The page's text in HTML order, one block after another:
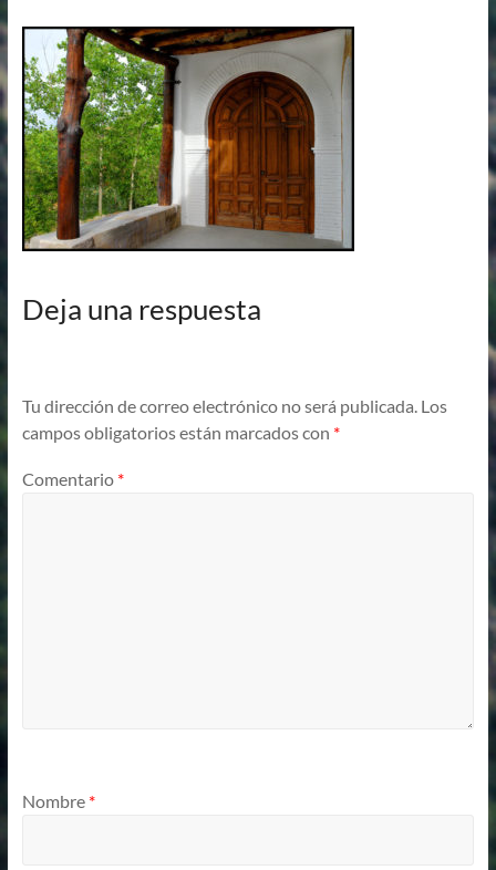
Deja una respuesta
Tu dirección de correo electrónico no será publicada. Los
campos obligatorios están marcados con *
Comentario *
Nombre *